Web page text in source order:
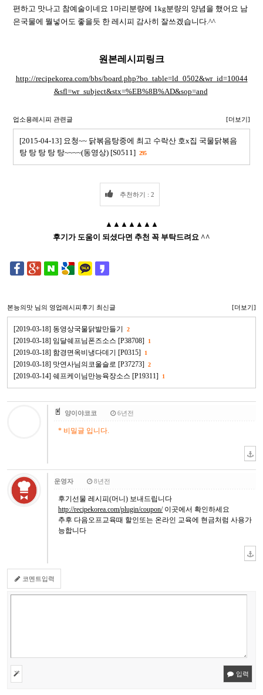
편하고 맛나고 참예술이네요 1마리분량에 1kg분량의 양념을 했어요 남
은국물에 뭘넣어도 좋을듯 한 레시피 감사히 잘쓰겠습니다.^^
원본레시피링크
http://recipekorea.com/bbs/board.php?bo_table=ld_0502&wr_id=10044
&sfl=wr_subject&stx=%EB%8B%AD&sop=and
업소용레시피 관련글 [더보기]
[2015-04-13] 요청~~ 닭볶음탕중에 최고 수락산 호x집 국물닭볶음
탕 탕 탕 탕 탕~~~~(동영상) [S0511] 295
추천하기 : 2
▲▲▲▲▲▲▲
후기가 도움이 되셨다면 추천 꼭 부탁드려요 ^^
본능의맛 님의 영업레시피후기 최신글 [더보기]
[2019-03-18] 동영상국물닭발만들기 2
[2019-03-18] 임달쉐프님폰즈소스 [P38708] 1
[2019-03-18] 함경면옥비냉다데기 [P0315] 1
[2019-03-18] 맛연사님의코울슬로 [P37273] 2
[2019-03-14] 쉐프케이님만능육장소스 [P19311] 1
양이야코코 6년전
* 비밀글 입니다.
운영자 8년전
후기선물 레시피(머니) 보내드립니다
http://recipekorea.com/plugin/coupon/이곳에서 확인하세요
추후 다음오프교육때 할인또는 온라인 교육에 현금처럼 사용가
능합니다
코멘트입력
입력